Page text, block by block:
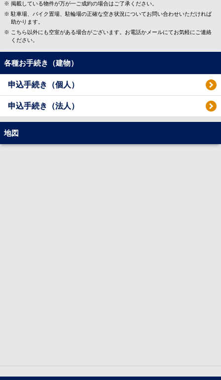
掲載している物件が万が一ご成約の場合はご了承ください。
駐車場、バイク置場、駐輪場の正確な空き状況についてお問い合わせいただければ
助かります。
こちら以外にも空室がある場合がございます。お電話かメールにてお気軽にご連絡
ください。
各種お手続き（建物）
申込手続き（個人）
申込手続き（法人）
地図